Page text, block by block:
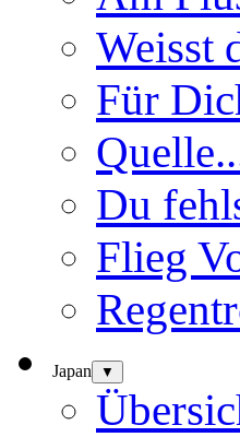
Weisst
Für
Du
Flieg
Japan ▼